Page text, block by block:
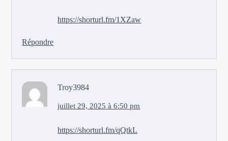
https://shorturl.fm/1XZaw
Répondre
Troy3984
juillet 29, 2025 à 6:50 pm
https://shorturl.fm/qQtkL